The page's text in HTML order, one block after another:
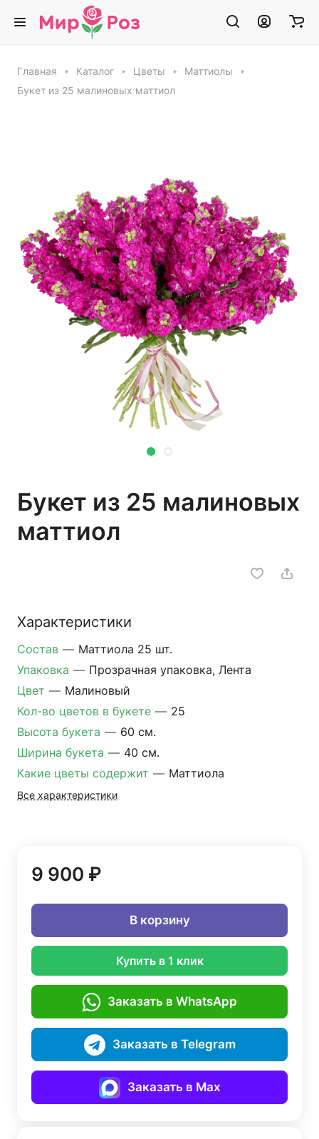
Главная Каталог Цветы
Маттиолы
Букет из 25 малиновых маттиол
Букет из 25 малиновых
маттиол
Характеристики
Состав — Маттиола 25 шт.
Упаковка — Прозрачная упаковка, Лента
Цвет — Малиновый
Кол-во цветов в букете — 25
Высота букета — 60 см.
Ширина букета — 40 см.
Какие цветы содержит — Маттиола
Все характеристики
9 900 ₽
В корзину
Купить в 1 клик
Заказать в WhatsApp
Заказать в Telegram
Заказать в Max